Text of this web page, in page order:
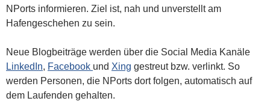
NPorts informieren. Ziel ist, nah und unverstellt am
Hafengeschehen zu sein.
Neue Blogbeiträge werden über die Social Media Kanäle
LinkedIn, Facebook und Xing gestreut bzw. verlinkt. So
werden Personen, die NPorts dort folgen, automatisch auf
dem Laufenden gehalten.